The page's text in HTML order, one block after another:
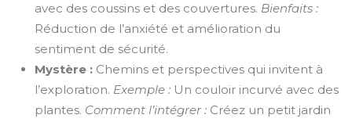
avec des coussins et des couvertures. Bienfaits :
Réduction de l’anxiété et amélioration du
sentiment de sécurité.
Mystère : Chemins et perspectives qui invitent à
l’exploration. Exemple : Un couloir incurvé avec des
plantes. Comment l’intégrer : Créez un petit jardin